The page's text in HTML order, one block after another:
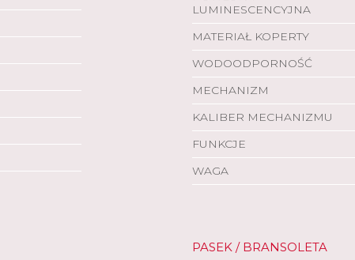
LUMINESCENCYJNA
MATERIAŁ KOPERTY
WODOODPORNOŚĆ
MECHANIZM
KALIBER MECHANIZMU
FUNKCJE
WAGA
PASEK / BRANSOLETA